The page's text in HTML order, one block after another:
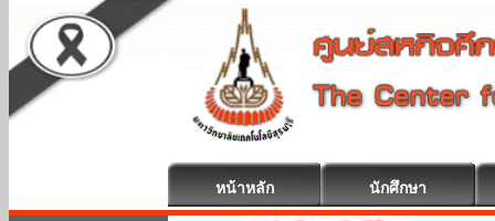
หน้าหลัก นักศึกษา